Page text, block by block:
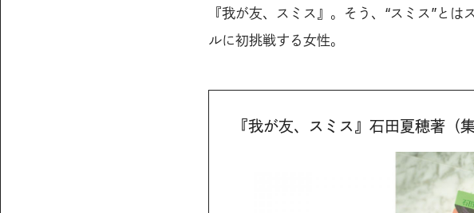
『我が友、スミス』。そう、“スミス”と
ルに初挑戦する女性。
『我が友、スミス』石田夏穂著（集